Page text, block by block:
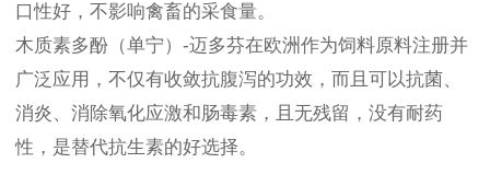
口性好，不影响禽畜的采食量。
木质素多酚（单宁）-迈多芬在欧洲作为饲料原料注册并
广泛应用，不仅有收敛抗腹泻的功效，而且可以抗菌、
消炎、消除氧化应激和肠毒素，且无残留，没有耐药
性，是替代抗生素的好选择。